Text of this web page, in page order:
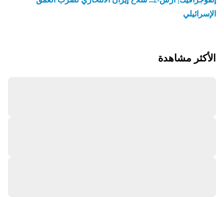
الإسرائيلي
الأكثر مشاهدة